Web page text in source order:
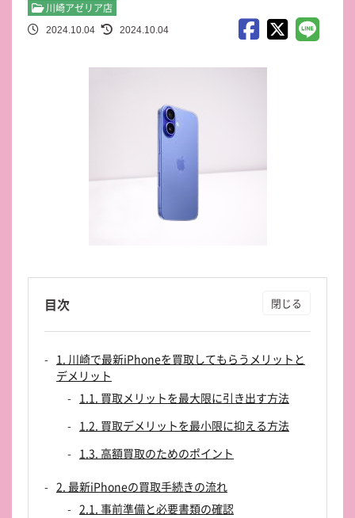
川崎アゼリア店
2024.10.04 2024.10.04
目次
1. 川崎で最新iPhoneを買取してもらうメリットと
デメリット
1.1. 買取メリットを最大限に引き出す方法
1.2. 買取デメリットを最小限に抑える方法
1.3. 高額買取のためのポイント
2. 最新iPhoneの買取手続きの流れ
2.1. 事前準備と必要書類の確認